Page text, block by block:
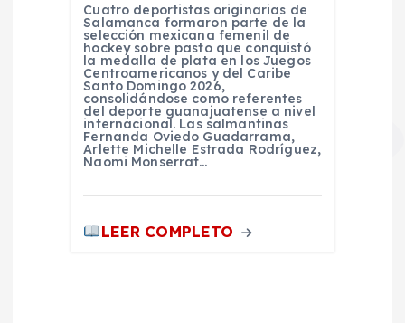
Cuatro deportistas originarias de
Salamanca formaron parte de la
selección mexicana femenil de
hockey sobre pasto que conquistó
la medalla de plata en los Juegos
Centroamericanos y del Caribe
Santo Domingo 2026,
consolidándose como referentes
del deporte guanajuatense a nivel
internacional. Las salmantinas
Fernanda Oviedo Guadarrama,
Arlette Michelle Estrada Rodríguez,
Naomi Monserrat…
LEER COMPLETO